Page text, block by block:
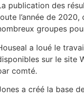
publication des
l’année de
groupes
a loué le
sur le site
comté.
a créé la base